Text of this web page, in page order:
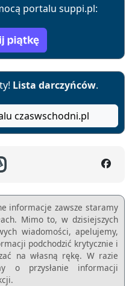
portalu suppi.pl:
Lista darczyńców.
czaswschodni.pl
informacje zawsze staramy
Mimo to, w dzisiejszych
wiadomości, apelujemy,
podchodzić krytycznie i
na własną rękę. W razie
o przysłanie informacji